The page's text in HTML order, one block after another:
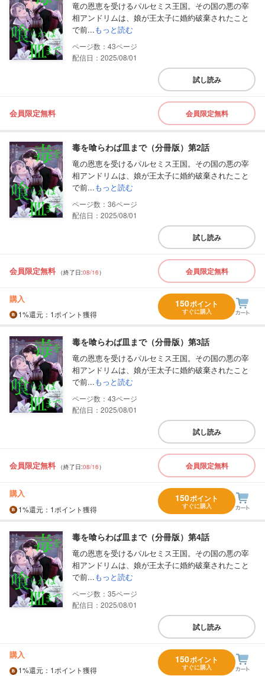
竜の恩恵を受けるパルセミス王国。その国の悪の宰
相アンドリムは、娘が王太子に婚約破棄されたこと
で前...もっと読む
43
配信日：2025/08/01
試し読み
会員限定無料 会員限定無料
毒を喰らわば皿まで（分冊版）第2話
竜の恩恵を受けるパルセミス王国。その国の悪の宰
相アンドリムは、娘が王太子に婚約破棄されたこと
で前...もっと読む
36
配信日：2025/08/01
試し読み
会員限定無料 （終了日:08/16） 会員限定無料
購入
1%還元 ：1ポイント獲得
150ポイント
すぐに購入
毒を喰らわば皿まで（分冊版）第3話
竜の恩恵を受けるパルセミス王国。その国の悪の宰
相アンドリムは、娘が王太子に婚約破棄されたこと
で前...もっと読む
43
配信日：2025/08/01
試し読み
会員限定無料 （終了日:08/16） 会員限定無料
購入
1%還元 ：1ポイント獲得
150ポイント
すぐに購入
毒を喰らわば皿まで（分冊版）第4話
竜の恩恵を受けるパルセミス王国。その国の悪の宰
相アンドリムは、娘が王太子に婚約破棄されたこと
で前...もっと読む
35
配信日：2025/08/01
試し読み
購入
1%還元 ：1ポイント獲得
150ポイント
すぐに購入